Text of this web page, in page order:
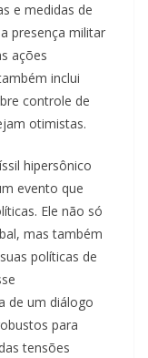
e medidas de
presença militar
ações
inclui
controle de
otimistas.
hipersônico
evento que
Ele não só
mas também
políticas de
de um diálogo
para
tensões